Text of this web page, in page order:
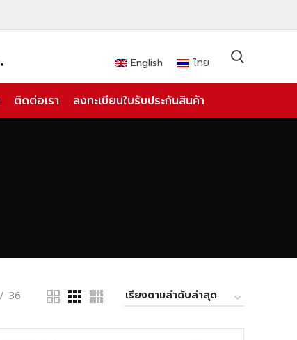
English ไทย
ติดต่อเรา ลงทะเบียนใบรับประกันสินค้า
36